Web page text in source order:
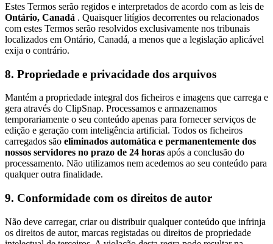
Estes Termos serão regidos e interpretados de acordo com as leis de
Ontário, Canadá . Quaisquer litígios decorrentes ou relacionados
com estes Termos serão resolvidos exclusivamente nos tribunais
localizados em Ontário, Canadá, a menos que a legislação aplicável
exija o contrário.
8. Propriedade e privacidade dos arquivos
Mantém a propriedade integral dos ficheiros e imagens que carrega e
gera através do ClipSnap. Processamos e armazenamos
temporariamente o seu conteúdo apenas para fornecer serviços de
edição e geração com inteligência artificial. Todos os ficheiros
carregados são eliminados automática e permanentemente dos
nossos servidores no prazo de 24 horas após a conclusão do
processamento. Não utilizamos nem acedemos ao seu conteúdo para
qualquer outra finalidade.
9. Conformidade com os direitos de autor
Não deve carregar, criar ou distribuir qualquer conteúdo que infrinja
os direitos de autor, marcas registadas ou direitos de propriedade